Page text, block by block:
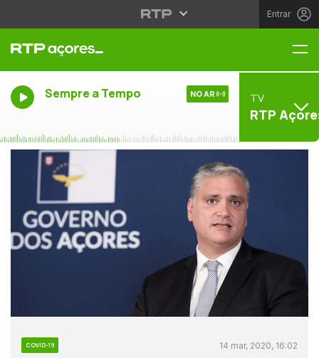
Entrar
Sempre a Tempo NO AR TV
RTP
COVID-19 14 mar, 2020, 16:02